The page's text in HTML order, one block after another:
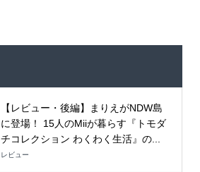
【レビュー・後編】まりえがNDW島
に登場！ 15人のMiiが暮らす『トモダ
チコレクション わくわく生活』の...
レビュー